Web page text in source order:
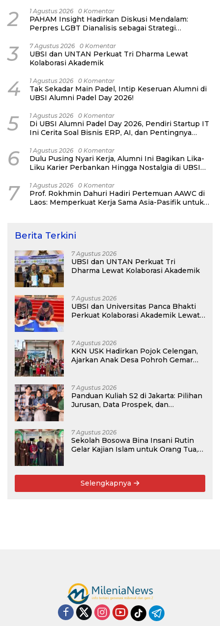
2 1 Agustus 2026 0 Komentar
PAHAM Insight Hadirkan Diskusi Mendalam:
Perpres LGBT Dianalisis sebagai Strategi
3 7 Agustus 2026 0 Komentar
UBSI dan UNTAN Perkuat Tri Dharma Lewat
Kolaborasi Akademik
4 1 Agustus 2026 0 Komentar
Tak Sekadar Main Padel, Intip Keseruan Alumni di
UBSI Alumni Padel Day 2026!
5 1 Agustus 2026 0 Komentar
Di UBSI Alumni Padel Day 2026, Pendiri Startup IT
Ini Cerita Soal Bisnis ERP, AI, dan Pentingnya
6 1 Agustus 2026 0 Komentar
Dulu Pusing Nyari Kerja, Alumni Ini Bagikan Lika-
Liku Karier Perbankan Hingga Nostalgia di UBSI
7 1 Agustus 2026 0 Komentar
Prof. Rokhmin Dahuri Hadiri Pertemuan AAWC di
Laos: Memperkuat Kerja Sama Asia-Pasifik untuk
Berita Terkini
7 Agustus 2026
UBSI dan UNTAN Perkuat Tri
Dharma Lewat Kolaborasi Akademik
7 Agustus 2026
UBSI dan Universitas Panca Bhakti
Perkuat Kolaborasi Akademik Lewat
7 Agustus 2026
KKN USK Hadirkan Pojok Celengan,
Ajarkan Anak Desa Pohroh Gemar
7 Agustus 2026
Panduan Kuliah S2 di Jakarta: Pilihan
Jurusan, Data Prospek, dan
7 Agustus 2026
Sekolah Bosowa Bina Insani Rutin
Gelar Kajian Islam untuk Orang Tua,
Selengkapnya